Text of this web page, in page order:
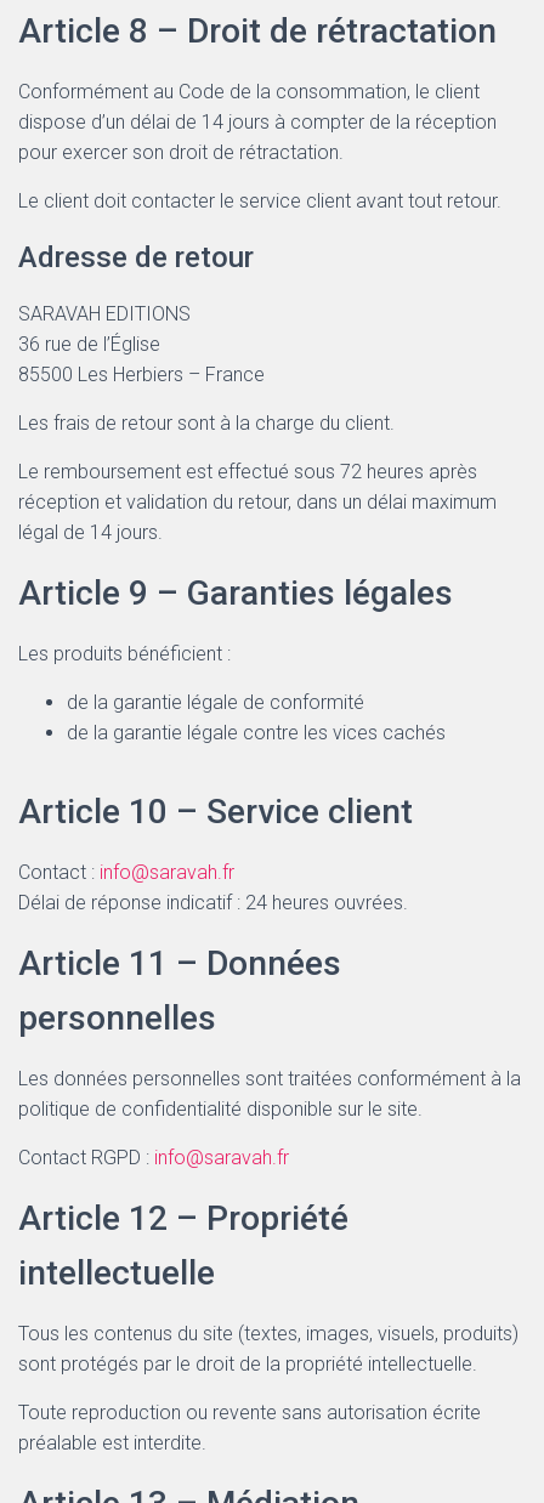
Article 8 – Droit de rétractation
Conformément au Code de la consommation, le client
dispose d’un délai de 14 jours à compter de la réception
pour exercer son droit de rétractation.
Le client doit contacter le service client avant tout retour.
Adresse de retour
SARAVAH EDITIONS
36 rue de l’Église
85500 Les Herbiers – France
Les frais de retour sont à la charge du client.
Le remboursement est effectué sous 72 heures après
réception et validation du retour, dans un délai maximum
légal de 14 jours.
Article 9 – Garanties légales
Les produits bénéficient :
de la garantie légale de conformité
de la garantie légale contre les vices cachés
Article 10 – Service client
Contact : info@saravah.fr
Délai de réponse indicatif : 24 heures ouvrées.
Article 11 – Données
personnelles
Les données personnelles sont traitées conformément à la
politique de confidentialité disponible sur le site.
Contact RGPD : info@saravah.fr
Article 12 – Propriété
intellectuelle
Tous les contenus du site (textes, images, visuels, produits)
sont protégés par le droit de la propriété intellectuelle.
Toute reproduction ou revente sans autorisation écrite
préalable est interdite.